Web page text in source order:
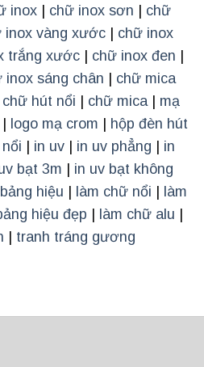
inox chữ inox sơn
chữ
inox vàng xước
chữ inox
trắng xước chữ inox đen
inox sáng chân
chữ mica
chữ hút nổi chữ mica| mạ
logo mạ crom
hộp đèn hút
in uv in uv phẳng
in
bạt 3m
in uv bạt không
hiệu làm chữ nổi
làm
hiệu đẹp làm chữ alu
tranh tráng gương